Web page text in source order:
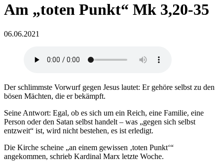
Am „toten Punkt“ Mk 3,20-35
06.06.2021
Der schlimmste Vorwurf gegen Jesus lautet: Er gehöre selbst zu den
bösen Mächten, die er bekämpft.
Seine Antwort: Egal, ob es sich um ein Reich, eine Familie, eine
Person oder den Satan selbst handelt – was „gegen sich selbst
entzweit“ ist, wird nicht bestehen, es ist erledigt.
Die Kirche scheine „an einem gewissen ‚toten Punkt‘“
angekommen, schrieb Kardinal Marx letzte Woche.